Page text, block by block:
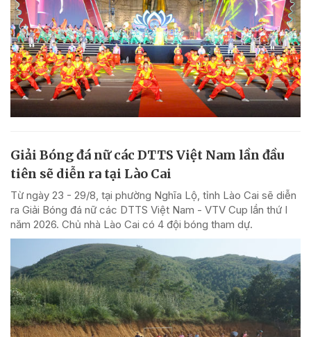
Giải Bóng đá nữ các DTTS Việt Nam lần đầu
tiên sẽ diễn ra tại Lào Cai
Từ ngày 23 - 29/8, tại phường Nghĩa Lộ, tỉnh Lào Cai sẽ diễn
ra Giải Bóng đá nữ các DTTS Việt Nam - VTV Cup lần thứ I
năm 2026. Chủ nhà Lào Cai có 4 đội bóng tham dự.